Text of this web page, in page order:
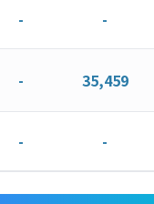
- -
- 35,459
- -